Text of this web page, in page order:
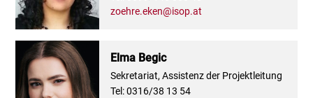
zoehre.eken@isop.at
Elma Begic
Tel: 0316/38 13 54
Sekretariat, Assistenz der Projektleitung